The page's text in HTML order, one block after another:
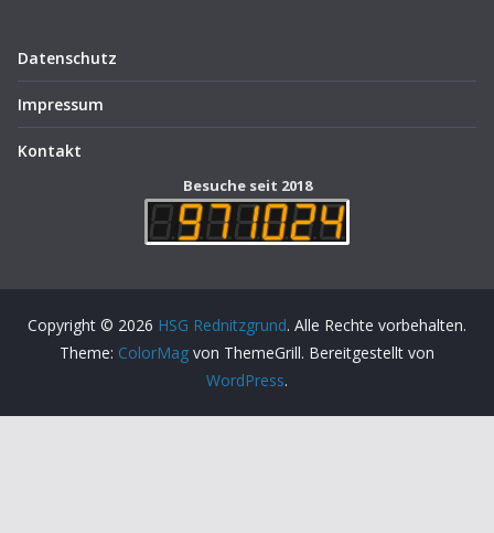
Datenschutz
Impressum
Kontakt
Besuche seit 2018
Copyright © 2026 HSG Rednitzgrund. Alle Rechte vorbehalten.
Theme: ColorMag von ThemeGrill. Bereitgestellt von
WordPress.